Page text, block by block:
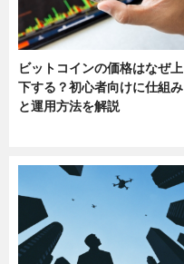
ビットコインの価格はなぜ上
下する？初心者向けに仕組み
と運用方法を解説